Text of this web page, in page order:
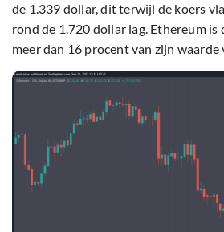
de 1.339 dollar, dit terwijl de koers
rond de 1.720 dollar lag. Ethereum is
meer dan 16 procent van zijn waarde